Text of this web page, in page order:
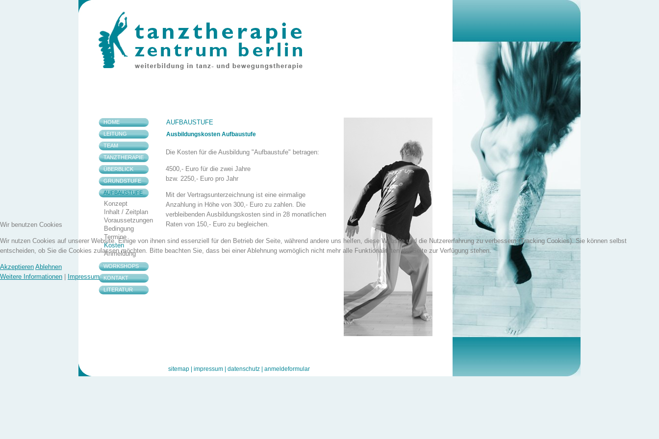
AUFBAUSTUFE
Ausbildungskosten Aufbaustufe
Die Kosten für die Ausbildung "Aufbaustufe" betragen:
4500,- Euro für die zwei Jahre
bzw. 2250,- Euro pro Jahr
Mit der Vertragsunterzeichnung ist eine einmalige
Anzahlung in Höhe von 300,- Euro zu zahlen. Die
verbleibenden Ausbildungskosten sind in 28 monatlichen
Raten von 150,- Euro zu begleichen.
HOME
LEITUNG
TEAM
TANZTHERAPIE
ÜBERBLICK
GRUNDSTUFE
AUFBAUSTUFE
Konzept
Inhalt / Zeitplan
Voraussetzungen
Bedingung
Termine
Kosten
Anmeldung
WORKSHOPS
KONTAKT
LITERATUR
sitemap | impressum | datenschutz | anmeldeformular
Wir benutzen Cookies
Wir nutzen Cookies auf unserer Website. Einige von ihnen sind essenziell für den Betrieb der Seite, während andere uns helfen, diese Website und die Nutzererfahrung zu verbessern (Tracking Cookies). Sie können selbst
entscheiden, ob Sie die Cookies zulassen möchten. Bitte beachten Sie, dass bei einer Ablehnung womöglich nicht mehr alle Funktionalitäten der Seite zur Verfügung stehen.
Akzeptieren Ablehnen
Weitere Informationen
Impressum